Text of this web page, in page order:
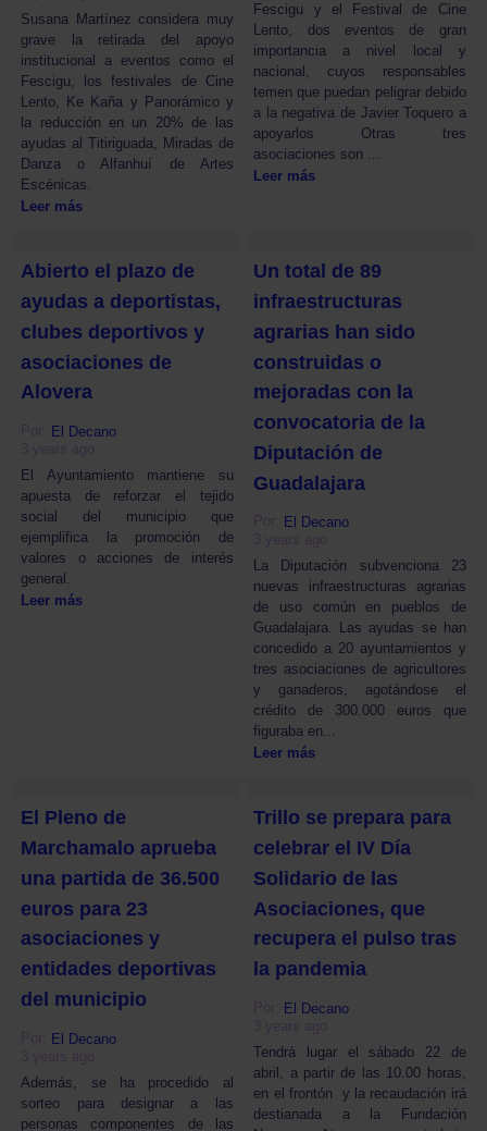
Susana Martínez considera muy
grave la retirada del apoyo
institucional a eventos como el
Fescigu, los festivales de Cine
Lento, Ke Kaña y Panorámico y
la reducción en un 20% de las
ayudas al Titiriguada, Miradas de
Danza o Alfanhuí de Artes
Escénicas.
Leer más
Fescigu y el Festival de Cine
Lento, dos eventos de gran
importancia a nivel local y
nacional, cuyos responsables
temen que puedan peligrar debido
a la negativa de Javier Toquero a
apoyarlos Otras tres
asociaciones son ...
Leer más
Abierto el plazo de
ayudas a deportistas,
clubes deportivos y
asociaciones de
Alovera
El Decano
El Ayuntamiento mantiene su
apuesta de reforzar el tejido
social del municipio que
ejemplifica la promoción de
valores o acciones de interés
general.
Leer más
Un total de 89
infraestructuras
agrarias han sido
construidas o
mejoradas con la
convocatoria de la
Diputación de
Guadalajara
El Decano
La Diputación subvenciona 23
nuevas infraestructuras agrarias
de uso común en pueblos de
Guadalajara. Las ayudas se han
concedido a 20 ayuntamientos y
tres asociaciones de agricultores
y ganaderos, agotándose el
crédito de 300.000 euros que
figuraba en...
Leer más
El Pleno de
Marchamalo aprueba
una partida de 36.500
euros para 23
asociaciones y
entidades deportivas
del municipio
El Decano
Además, se ha procedido al
sorteo para designar a las
personas componentes de las
Trillo se prepara para
celebrar el IV Día
Solidario de las
Asociaciones, que
recupera el pulso tras
la pandemia
El Decano
Tendrá lugar el sábado 22 de
abril, a partir de las 10.00 horas,
en el frontón y la recaudación irá
destianada a la Fundación